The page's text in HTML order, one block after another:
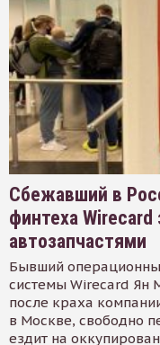
Сбежавший в
финтеха Wirecard
автозапчастями
Бывший
системы Wirecard Ян
после краха
в Москве, свободно
ездит на